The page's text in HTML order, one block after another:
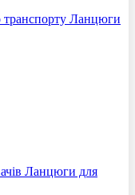
Ланцюги
Ланцюги для